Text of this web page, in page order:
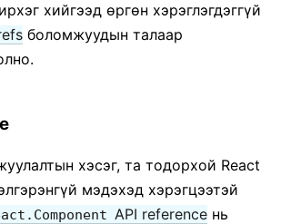
хийгээд өргөн хэрэглэгдэггүй
боломжуудын талаар
хэсэг, та тодорхой React
мэдэхэд хэрэгцээтэй
API reference нь